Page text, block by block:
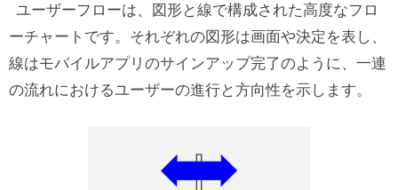
ユーザーフローは、図形と線で構成された高度なフロ
ーチャートです。それぞれの図形は画面や決定を表し、
線はモバイルアプリのサインアップ完了のように、一連
の流れにおけるユーザーの進行と方向性を示します。